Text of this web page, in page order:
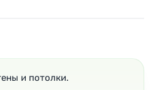
и потолки.